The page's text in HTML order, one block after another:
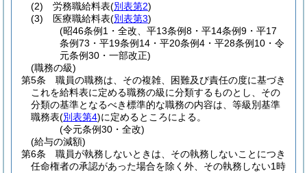
(2)
労務職給料表(別表第2)
(3)
医療職給料表(別表第3)
(昭46条例1・全改、平13条例8・平14条例9・平17
条例73・平19条例14・平20条例4・平28条例10・令
元条例30・一部改正)
(職務の級)
第5条
職員の職務は、その複雑、困難及び責任の度に基づき
これを給料表に定める職務の級に分類するものとし、その
分類の基準となるべき標準的な職務の内容は、等級別基準
職務表(別表第4)に定めるところによる。
(令元条例30・全改)
(給与の減額)
第6条
職員が執務しないときは、その執務しないことにつき
任命権者の承認があった場合を除く外、その執務しない1時